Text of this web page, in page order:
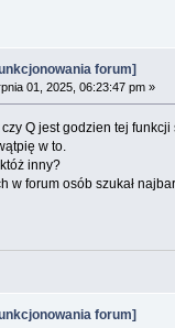
forum]
01, 2025, 06:23:47 pm »
Q jest godzien tej funkcji
w to.
inny?
w forum osób szukał
forum]